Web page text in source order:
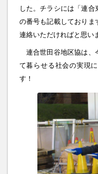
した。チラシには「連合
の番号も記載しておりま
連絡いただければと思い
連合世田谷地区協は、
て暮らせる社会の実現
す！